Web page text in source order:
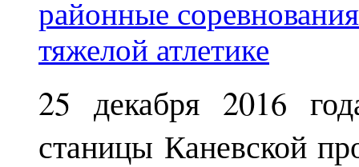
25 декабря 2016
станицы Каневской